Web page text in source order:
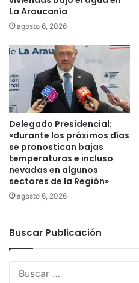
l
a
d
c
a
i
ó
n
T
é
c
n
i
P
r
o
La Araucanía
agosto 6, 2026
Delegado Presidencial:
«durante los próximos días
se pronostican bajas
temperaturas e incluso
nevadas en algunos
sectores de la Región»
agosto 6, 2026
Buscar Publicación